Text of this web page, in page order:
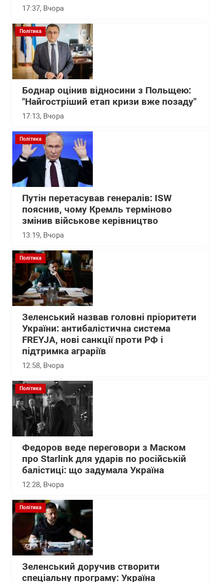
17:37, Вчора
Політика
Боднар оцінив відносини з Польщею:
"Найгостріший етап кризи вже позаду"
17:13, Вчора
Політика
Путін перетасував генералів: ISW
пояснив, чому Кремль терміново
змінив військове керівництво
13:19, Вчора
Політика
Зеленський назвав головні пріоритети
України: антибалістична система
FREYJA, нові санкції проти РФ і
підтримка аграріїв
12:58, Вчора
Політика
Федоров веде переговори з Маском
про Starlink для ударів по російській
балістиці: що задумала Україна
12:28, Вчора
Політика
Зеленський доручив створити
спеціальну програму: Україна